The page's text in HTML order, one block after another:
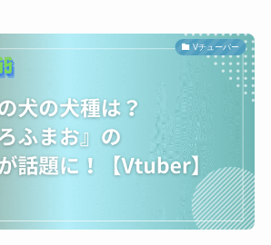
Vチューバー